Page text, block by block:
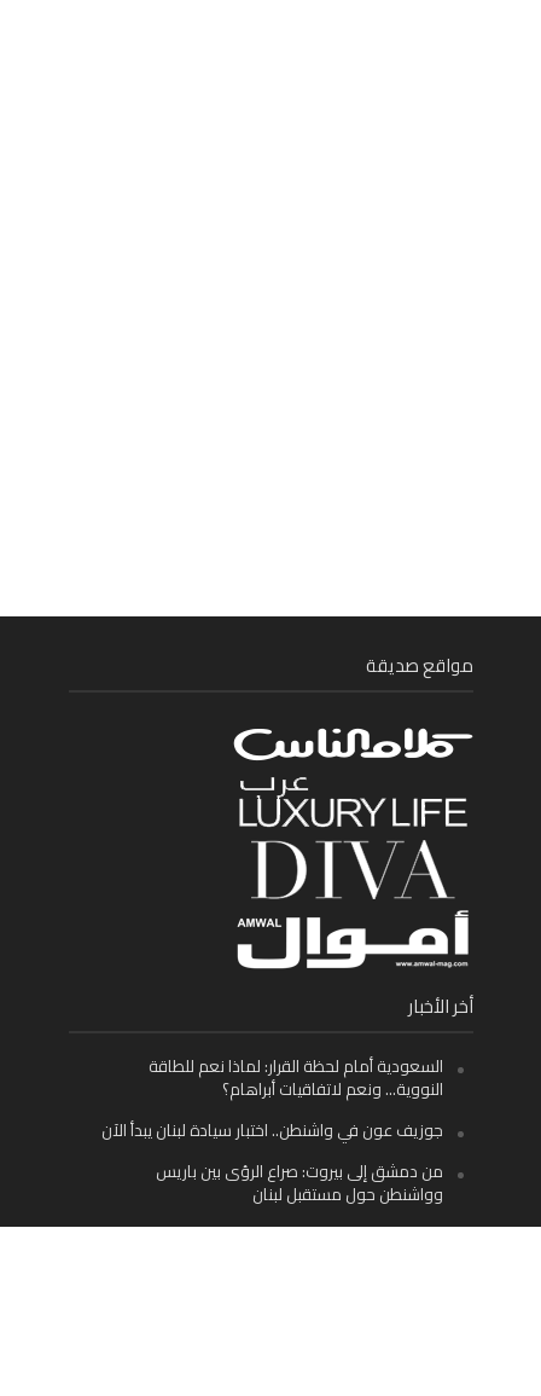
مواقع صديقة
أخر الأخبار
السعودية أمام لحظة القرار: لماذا نعم للطاقة
النووية… ونعم لاتفاقيات أبراهام؟
جوزيف عون في واشنطن.. اختبار سيادة لبنان يبدأ الآن
من دمشق إلى بيروت: صراع الرؤى بين باريس
وواشنطن حول مستقبل لبنان
اليسار اللبناني «اليقظ» وسيادة الدولة: لماذا يُعدّ نزع